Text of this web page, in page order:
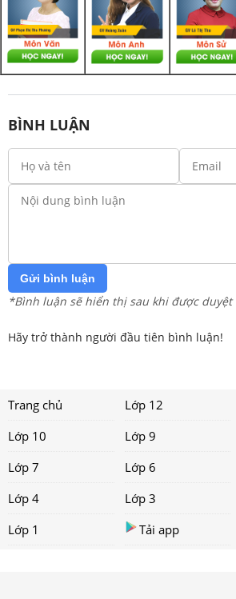
BÌNH LUẬN
Gửi bình luận
*Bình luận sẽ hiển thị sau khi được duyệt
Hãy trở thành người đầu tiên bình luận!
Trang chủ Lớp 12
Lớp 10
Lớp 9
Lớp 7
Lớp 6
Lớp 4
Lớp 3
Lớp 1
Tải app